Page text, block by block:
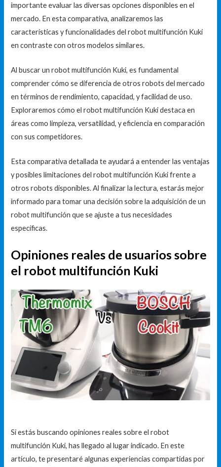
importante evaluar las diversas opciones disponibles en el
mercado. En esta comparativa, analizaremos las
características y funcionalidades del robot multifunción Kuki
en contraste con otros modelos similares.
Al buscar un robot multifunción Kuki, es fundamental
comprender cómo se diferencia de otros robots del mercado
en términos de rendimiento, capacidad, y facilidad de uso.
Exploraremos cómo el robot multifunción Kuki destaca en
áreas como limpieza, versatilidad, y eficiencia en comparación
con sus competidores.
Esta comparativa detallada te ayudará a entender las ventajas
y posibles limitaciones del robot multifunción Kuki frente a
otros robots disponibles. Al finalizar la lectura, estarás mejor
informado para tomar una decisión sobre la adquisición de un
robot multifunción que se ajuste a tus necesidades
específicas.
Opiniones reales de usuarios sobre
el robot multifunción Kuki
Si estás buscando opiniones reales sobre el robot
multifunción Kuki, has llegado al lugar indicado. En este
artículo, te presentaré algunas experiencias compartidas por